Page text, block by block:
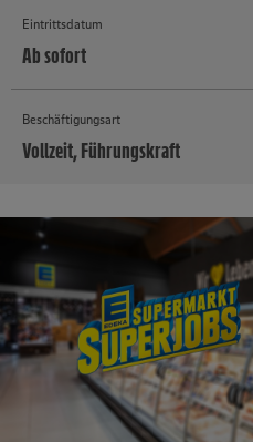
Eintrittsdatum
Ab sofort
Beschäftigungsart
Vollzeit, Führungskraft